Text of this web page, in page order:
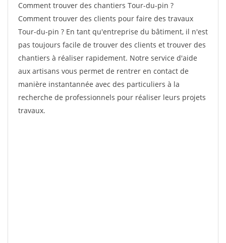
Comment trouver des chantiers Tour-du-pin ?
Comment trouver des clients pour faire des travaux
Tour-du-pin ? En tant qu'entreprise du bâtiment, il n'est
pas toujours facile de trouver des clients et trouver des
chantiers à réaliser rapidement. Notre service d'aide
aux artisans vous permet de rentrer en contact de
manière instantannée avec des particuliers à la
recherche de professionnels pour réaliser leurs projets
travaux.